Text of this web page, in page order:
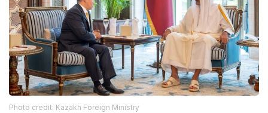
Photo credit: Kazakh Foreign Ministry